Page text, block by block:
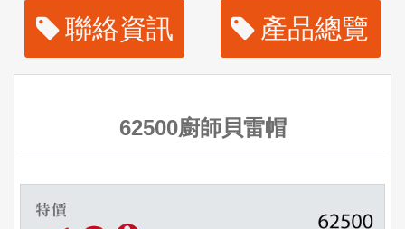
聯絡資訊 產品總覽
62500廚師貝雷帽